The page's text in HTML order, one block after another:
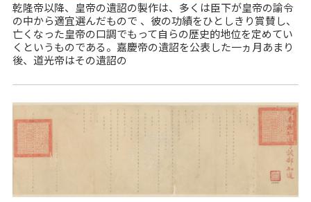
乾隆帝以降、皇帝の遺詔の製作は、多くは臣下が皇帝の諭令
の中から適宜選んだもので 、彼の功績をひとしきり賞賛し、
亡くなった皇帝の口調でもって自らの歴史的地位を定めてい
くというものである。嘉慶帝の遺詔を公表した一ヵ月あまり
後、道光帝はその遺詔の